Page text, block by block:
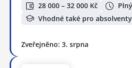
28 000 – 32 000 Kč
Vhodné také pro absolventy
Zveřejněno: 3. srpna